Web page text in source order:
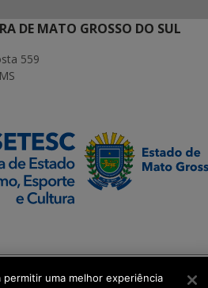
DE MATO GROSSO DO SUL
559
permitir uma melhor experiência